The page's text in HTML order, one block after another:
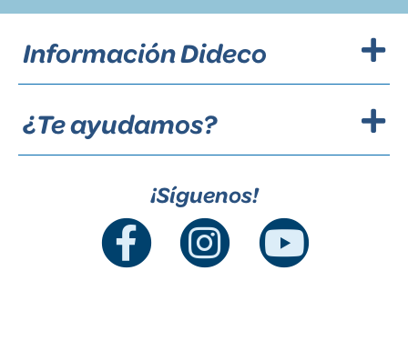
Información Dideco
¿Te ayudamos?
¡Síguenos!